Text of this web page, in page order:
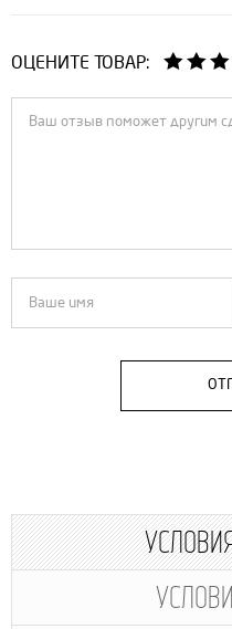
ОЦЕНИТЕ ТОВАР: